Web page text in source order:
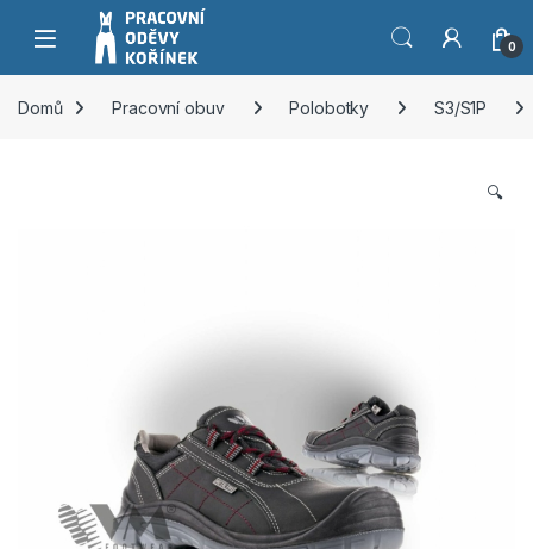
Přeskočit na navigaci
Přeskočit na obsah
0
Domů Pracovní obuv Polobotky S3/S1P
🔍